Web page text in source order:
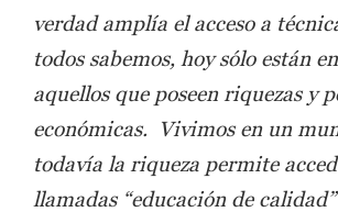
verdad amplía el acceso a
todos sabemos, hoy sólo están
aquellos que poseen riquezas y
económicas. Vivimos en un
todavía la riqueza permite
llamadas “educación de